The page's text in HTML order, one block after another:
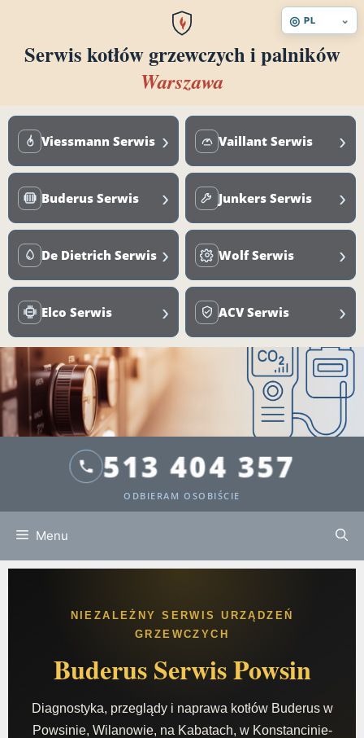
Serwis kotłów grzewczych i palników
Warszawa
Viessmann Serwis › Vaillant Serwis ›
Buderus Serwis › Junkers Serwis ›
De Dietrich Serwis › Wolf Serwis ›
Elco Serwis › ACV Serwis ›
513 404 357
ODBIERAM OSOBIŚCIE
◎ PL ⌄
Menu
NIEZALEŻNY SERWIS URZĄDZEŃ
GRZEWCZYCH
Buderus SerwisPowsin
Diagnostyka, przeglądy i naprawa kotłów Buderus w
Powsinie, Wilanowie, na Kabatach, w Konstancinie-